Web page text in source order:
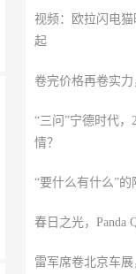
视频：欧拉闪电
起
卷完价格再卷实
“三问”宁德时代
情？
“要什么有什么”的
春日之光，Panda
雷军席卷北京车